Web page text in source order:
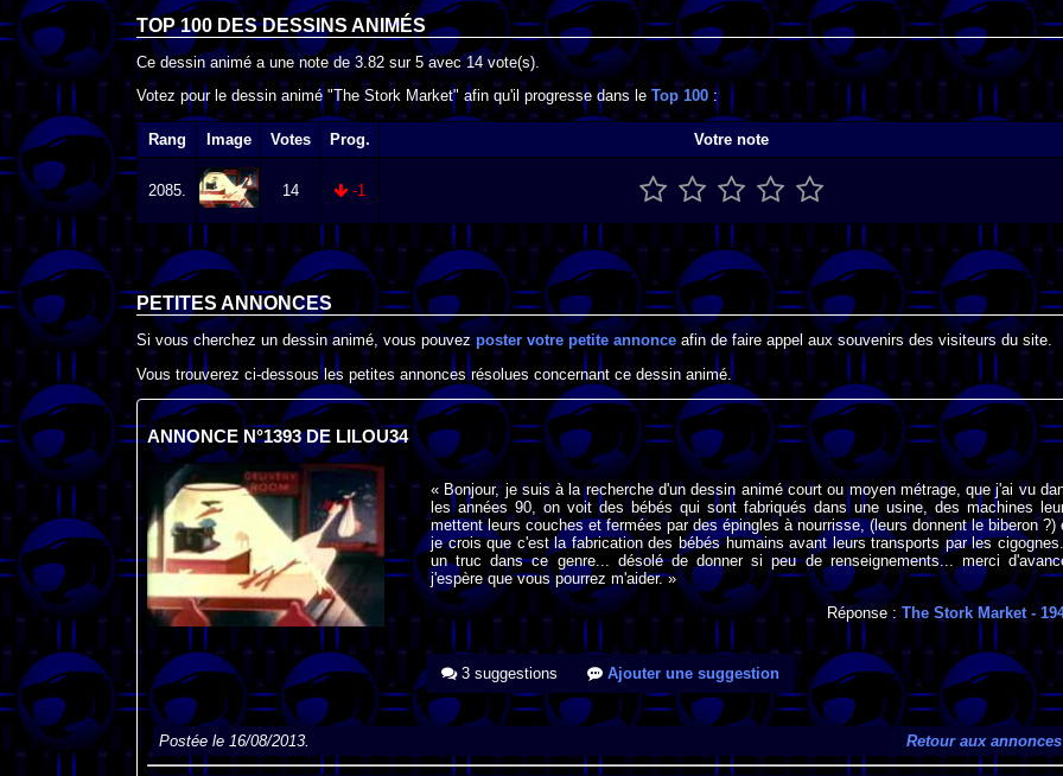
TOP 100 DESDESSINS ANIMÉS
Ce dessin animé a une note de 3.82 sur 5avec14 vote(s).
Votez pour le dessin animé "The Stork Market" afin qu'il progresse dans le Top 100 :
Rang Image Votes Prog. Votre note
2085. 14 -1
PETITES ANNONCES
Si vous cherchez un dessin animé, vous pouvezposter votre petite annonce afin de faire appel aux souvenirs des visiteurs du site.
Vous trouverez ci-dessous les petites annonces résolues concernant ce dessin animé.
ANNONCE N°1393 DE LILOU34
« Bonjour, je suis à la recherche d'un dessin animé court ou moyen métrage, que j'ai vu
les années 90, on voit des bébés qui sont fabriqués dans une usine, des machines
mettent leurs couches et fermées par des épingles à nourrisse, (leurs donnent le biberon ?)
je crois que c'est la fabrication des bébés humains avant leurs transports par les
un truc dans ce genre... désolé de donner si peu de renseignements... merci
j'espère que vous pourrez m'aider. »
Réponse :The Stork Market-
3 suggestions Ajouter une suggestion
Postée le 16/08/2013. Retour aux annonces